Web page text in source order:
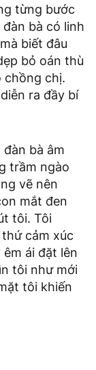
từng bước
bà có linh
biết đâu
bỏ oán thù
chồng chị.
ra đầy bí
bà âm
trầm ngào
vẽ nên
mắt đen
tôi. Tôi
cảm xúc
ái đặt lên
tôi như mới
tôi khiến